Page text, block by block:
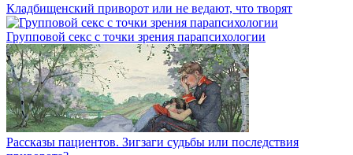
Кладбищенский приворот или не ведают, что творят
Групповой секс с точки зрения парапсихологии
Рассказы пациентов. Зигзаги судьбы или последствия